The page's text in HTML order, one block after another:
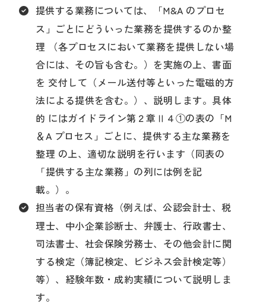
提供する業務については、「M&A のプロセ
ス」ごとにどういった業務を提供するのか整
理 （各プロセスにおいて業務を提供しない場
合には、その旨も含む。）を実施の上、書面
を 交付して（メール送付等といった電磁的方
法による提供を含む。）、説明します。具体
的 にはガイドライン第２章Ⅱ４①の表の「M
＆A プロセス」ごとに、提供する主な業務を
整理 の上、適切な説明を行います（同表の
「提供する主な業務」の列には例を記
載。）。
担当者の保有資格（例えば、公認会計士、税
理士、中小企業診断士、弁護士、行政書士、
司法書士、社会保険労務士、その他会計に関
する検定（簿記検定、ビジネス会計検定等）
等）、経験年数・成約実績について説明しま
す。